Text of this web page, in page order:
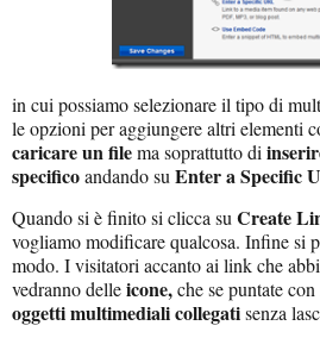
in cui possiamo selezionare il tipo di
le opzioni per aggiungere altri elementi
caricare un filema soprattutto di
specificoandando su Enter a Specific
Quando si è finito si clicca su Create
vogliamo modificare qualcosa. Infine si
modo. I visitatori accanto ai link che
vedranno delleicone,che se puntate
oggetti multimediali collegatisenza